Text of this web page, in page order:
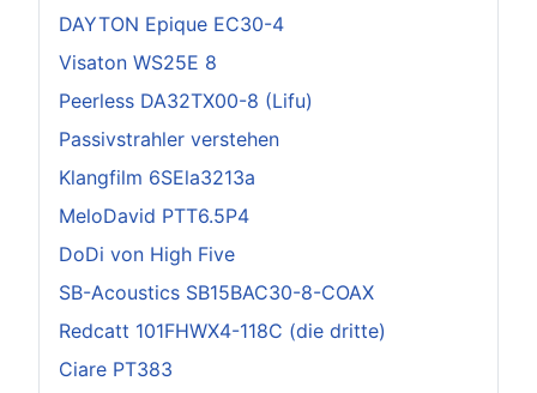
DAYTON Epique EC30-4
Visaton WS25E 8
Peerless DA32TX00-8 (Lifu)
Passivstrahler verstehen
Klangfilm 6SEla3213a
MeloDavid PTT6.5P4
DoDi von High Five
SB-Acoustics SB15BAC30-8-COAX
Redcatt 101FHWX4-118C (die dritte)
Ciare PT383